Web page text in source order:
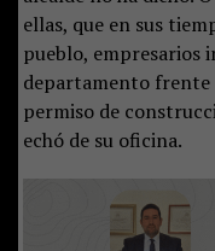
ellas, que en sus
pueblo, empresarios
departamento frente
permiso de
echó de su oficina.